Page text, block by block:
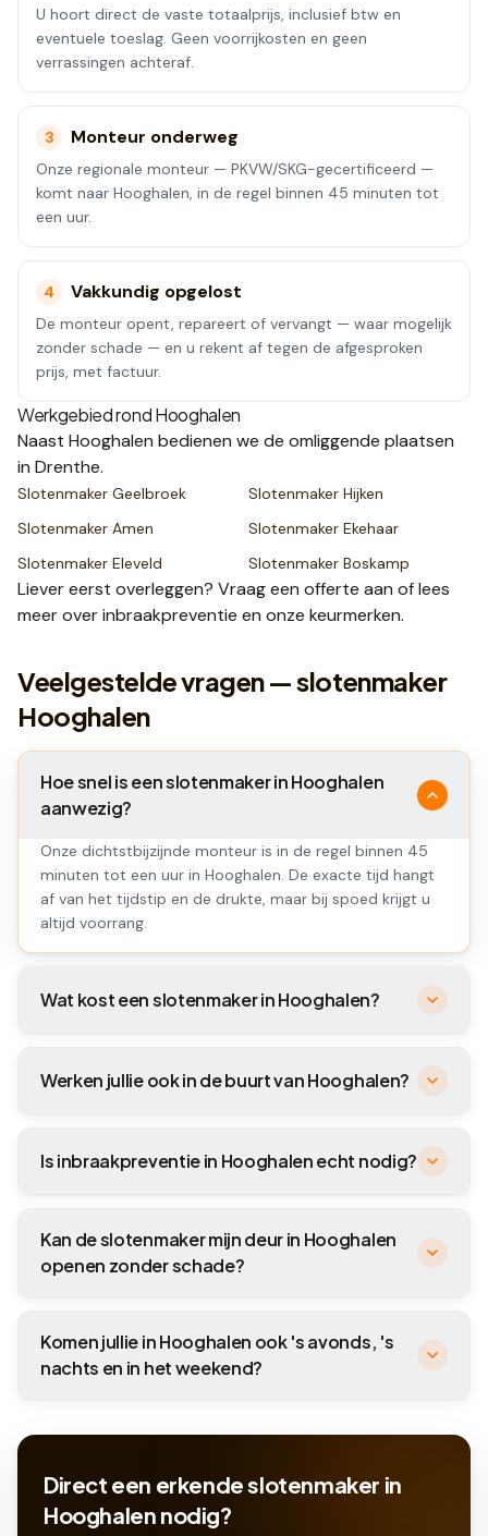
U hoort direct de vaste totaalprijs, inclusief btw en
eventuele toeslag. Geen voorrijkosten en geen
verrassingen achteraf.
3 Monteur onderweg
Onze regionale monteur — PKVW/SKG-gecertificeerd —
komt naar Hooghalen, in de regel binnen 45 minuten tot
een uur.
4 Vakkundig opgelost
De monteur opent, repareert of vervangt — waar mogelijk
zonder schade — en u rekent af tegen de afgesproken
prijs, met factuur.
Werkgebied rondHooghalen
Naast Hooghalen bedienen we de omliggende plaatsen
in Drenthe.
Slotenmaker Geelbroek Slotenmaker Hijken
Slotenmaker Amen Slotenmaker Ekehaar
Slotenmaker Eleveld Slotenmaker Boskamp
Liever eerst overleggen? Vraag een offerte aan of lees
meer overinbraakpreventie en onze keurmerken.
Veelgestelde vragen — slotenmaker
Hooghalen
Hoe snel is een slotenmaker in Hooghalen
aanwezig?
Onze dichtstbijzijnde monteur is in de regel binnen 45
minuten tot een uur in Hooghalen. De exacte tijd hangt
af van het tijdstip en de drukte, maar bij spoed krijgt u
altijd voorrang.
Wat kost een slotenmaker in Hooghalen?
Werken jullie ook in de buurt van Hooghalen?
Is inbraakpreventie in Hooghalen echt nodig?
Kan de slotenmaker mijn deur in Hooghalen
openen zonder schade?
Komen jullie in Hooghalen ook 's avonds, 's
nachts en in het weekend?
Direct een erkende slotenmaker in
Hooghalen nodig?